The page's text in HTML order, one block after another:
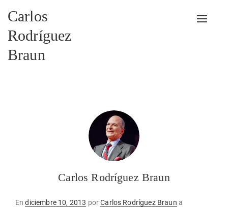
Carlos
Rodríguez
Braun
Carlos Rodríguez Braun
EnPublicado
diciembre 10, 2013 porCarlos Rodríguez Braun a